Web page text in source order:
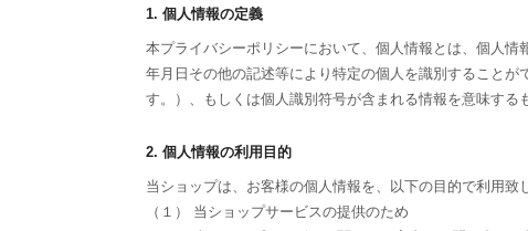
1. 個人情報の定義
本プライバシーポリシーにおいて、個人情報とは、個人
年月日その他の記述等により特定の個人を識別すること
す。）、もしくは個人識別符号が含まれる情報を意味する
2. 個人情報の利用目的
当ショップは、お客様の個人情報を、以下の目的で利用致
（１） 当ショップサービスの提供のため